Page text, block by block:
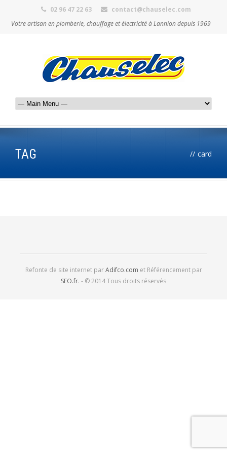
02 96 47 22 63
contact@chauselec.com
Votre artisan en plomberie, chauffage et électricité à Lannion depuis 1969
TAG // card
Refonte de site internet parAdifco.com et Référencement par
SEO.fr. - © 2014 Tous droits réservés